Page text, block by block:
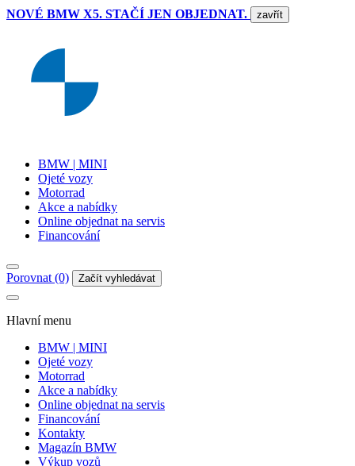
NOVÉ BMW X5. STAČÍ JEN OBJEDNAT. zavřít
BMW | MINI
Ojeté vozy
Motorrad
Akce a nabídky
Online objednat na servis
Financování
Porovnat (0) Začít vyhledávat
Hlavní menu
BMW | MINI
Ojeté vozy
Motorrad
Akce a nabídky
Online objednat na servis
Financování
Kontakty
Magazín BMW
Výkup vozů